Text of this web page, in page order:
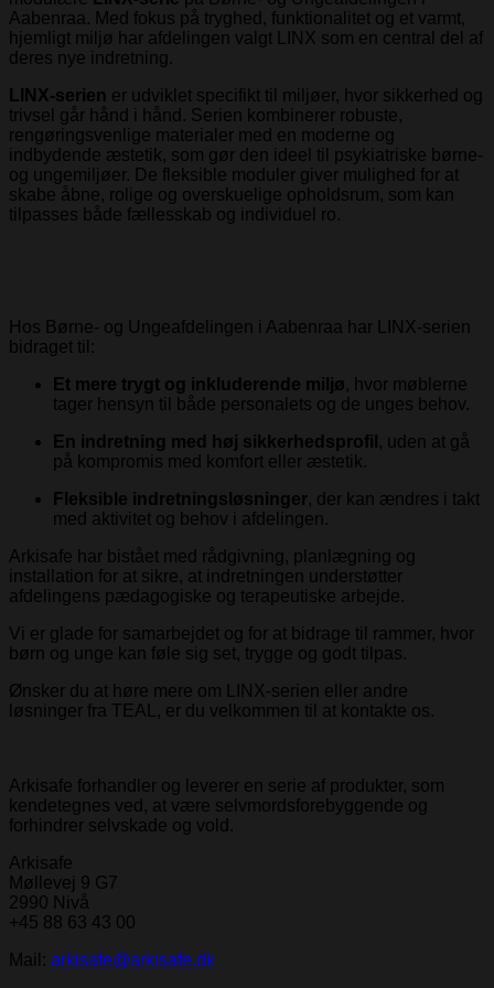
Aabenraa. Med fokus på tryghed, funktionalitet og et varmt,
hjemligt miljø har afdelingen valgt LINX som en central del af
deres nye indretning.
LINX-serien er udviklet specifikt til miljøer, hvor sikkerhed og
trivsel går hånd i hånd. Serien kombinerer robuste,
rengøringsvenlige materialer med en moderne og
indbydende æstetik, som gør den ideel til psykiatriske børne-
og ungemiljøer. De fleksible moduler giver mulighed for at
skabe åbne, rolige og overskuelige opholdsrum, som kan
tilpasses både fællesskab og individuel ro.
Hos Børne- og Ungeafdelingen i Aabenraa har LINX-serien
bidraget til:
Et mere trygt og inkluderende miljø, hvor møblerne
tager hensyn til både personalets og de unges behov.
En indretning med høj sikkerhedsprofil , uden at gå
på kompromis med komfort eller æstetik.
Fleksible indretningsløsninger, der kan ændres i takt
med aktivitet og behov i afdelingen.
Arkisafe har bistået med rådgivning, planlægning og
installation for at sikre, at indretningen understøtter
afdelingens pædagogiske og terapeutiske arbejde.
Vi er glade for samarbejdet og for at bidrage til rammer, hvor
børn og unge kan føle sig set, trygge og godt tilpas.
Ønsker du at høre mere om LINX-serien eller andre
løsninger fra TEAL, er du velkommen til at kontakte os.
Arkisafe forhandler og leverer en serie af produkter, som
kendetegnes ved, at være selvmordsforebyggende og
forhindrer selvskade og vold.
Arkisafe
Møllevej 9 G7
2990 Nivå
+45 88 63 43 00
Mail: arkisafe@arkisafe.dk